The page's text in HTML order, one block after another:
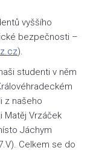
vyššího
bezpečnosti –
).
studenti v něm
z našeho
Matěj Vrzáček
Jáchym
Celkem se do